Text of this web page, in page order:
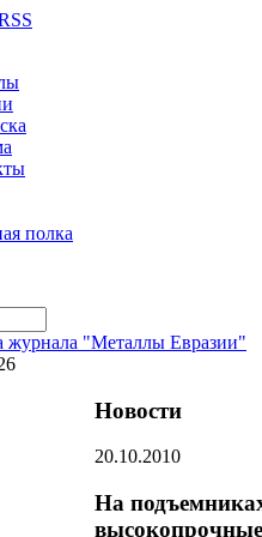
полка
журнала "Металлы Евразии"
Новости
20.10.2010
На